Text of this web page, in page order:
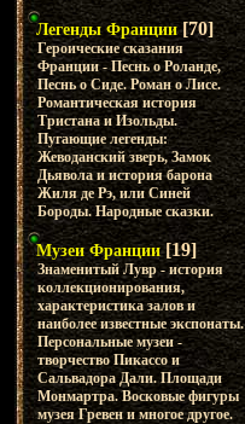
Легенды Франции [70]
Героические сказания
Франции - Песнь о Роланде,
Песнь о Сиде. Роман о Лисе.
Романтическая история
Тристана и Изольды.
Пугающие легенды:
Жеводанский зверь, Замок
Дьявола и история барона
Жиля де Рэ, или Синей
Бороды. Народные сказки.
Музеи Франции [19]
Знаменитый Лувр - история
коллекционирования,
характеристика залов и
наиболее известные экспонаты.
Персональные музеи -
творчество Пикассо и
Сальвадора Дали. Площади
Монмартра. Восковые фигуры
музея Гревен и многое другое.